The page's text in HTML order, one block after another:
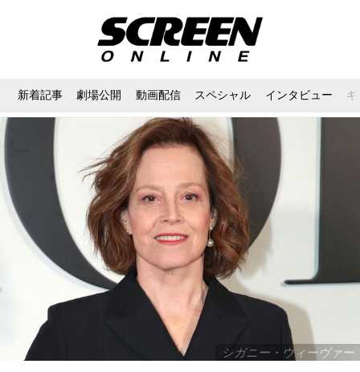
新着記事 劇場公開 動画配信 スペシャル インタビュー
シガニー・ウィーヴァー